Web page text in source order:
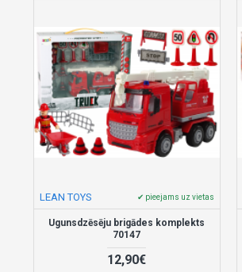
LEAN TOYS ✔ pieejams uz vietas
Ugunsdzēsēju brigādes komplekts
70147
12,90€